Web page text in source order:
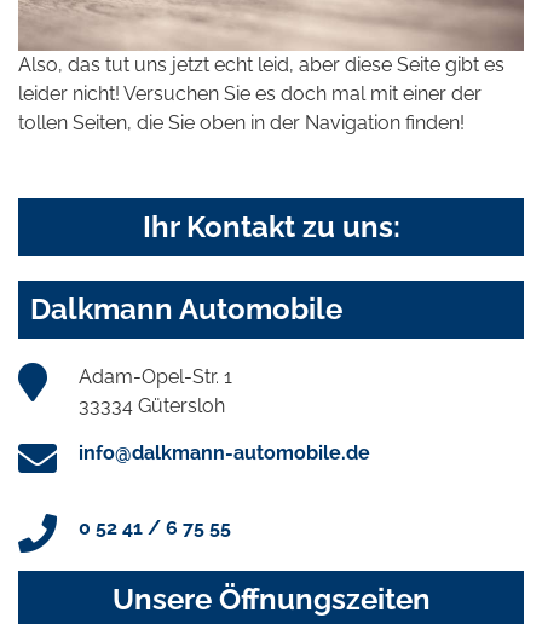
Also, das tut uns jetzt echt leid, aber diese Seite gibt es
leider nicht! Versuchen Sie es doch mal mit einer der
tollen Seiten, die Sie oben in der Navigation finden!
Ihr Kontakt zu uns:
Dalkmann Automobile
Adam-Opel-Str. 1
33334 Gütersloh
info@dalkmann-automobile.de
0 52 41 / 6 75 55
Unsere Öffnungszeiten